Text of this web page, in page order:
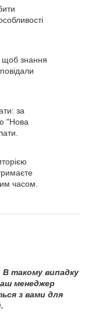
щоб знання
за
"Нова
часом.
такому випадку
менеджер
з вами для